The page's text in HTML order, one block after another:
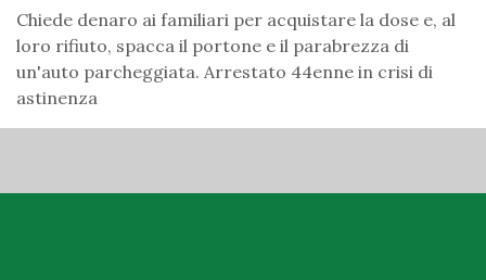
Chiede denaro ai familiari per acquistare la dose e, al
loro rifiuto, spacca il portone e il parabrezza di
un'auto parcheggiata. Arrestato 44enne in crisi di
astinenza